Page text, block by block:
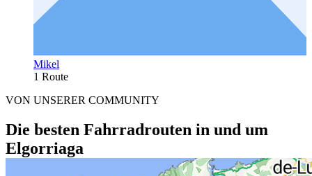
Mikel
1 Route
VON UNSERER COMMUNITY
Die besten Fahrradrouten in und um
Elgorriaga